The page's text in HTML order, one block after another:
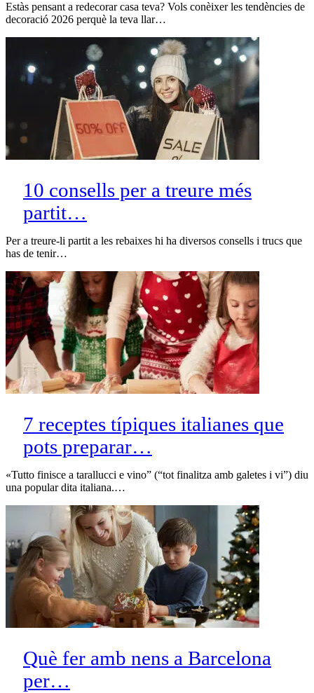
Estàs pensant a redecorar casa teva? Vols conèixer les tendències de
decoració 2026 perquè la teva llar…
10 consells per a treure més
partit…
Per a treure-li partit a les rebaixes hi ha diversos consells i trucs que
has de tenir…
7 receptes típiques italianes que
pots preparar…
«Tutto finisce a tarallucci e vino” (“tot finalitza amb galetes i vi”) diu
una popular dita italiana.…
Què fer amb nens a Barcelona
per…